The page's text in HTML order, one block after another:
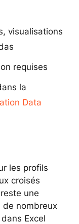
visualisations
requises
la
Data
les profils
croisés
une
nombreux
Excel